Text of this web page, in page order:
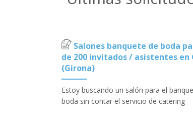
Salones banquete de boda
de 200 invitados / asistentes en
(Girona)
Estoy buscando un salón para el
boda sin contar el servicio de catering